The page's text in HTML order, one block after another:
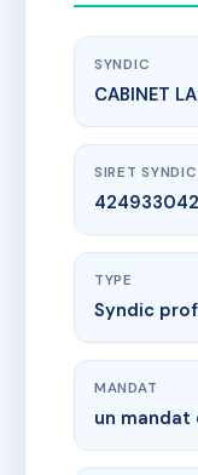
SYNDIC
CABINET
SIRET SYNDIC
TYPE
Syndic
MANDAT
un mandat